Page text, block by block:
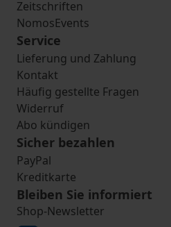
Zeitschriften
NomosEvents
Service
Lieferung und Zahlung
Kontakt
Häufig gestellte Fragen
Widerruf
Abo kündigen
Sicher bezahlen
PayPal
Kreditkarte
Bleiben Sie informiert
Shop-Newsletter